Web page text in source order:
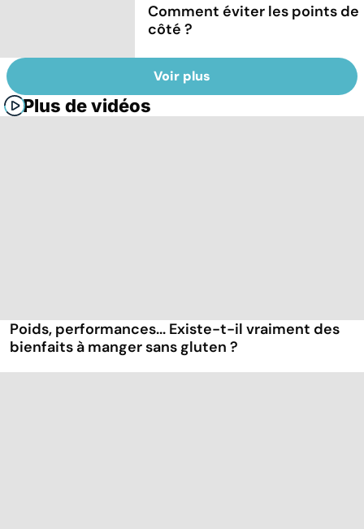
Comment éviter les points de
côté ?
Voir plus
Plus de vidéos
Poids, performances... Existe-t-il vraiment des
bienfaits à manger sans gluten ?